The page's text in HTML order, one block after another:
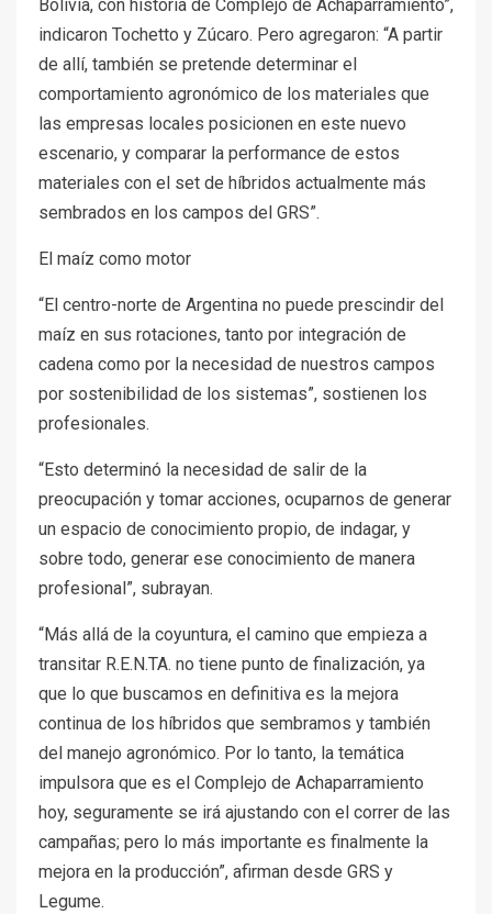
Bolivia, con historia de Complejo de Achaparramiento”,
indicaron Tochetto y Zúcaro. Pero agregaron: “A partir
de allí, también se pretende determinar el
comportamiento agronómico de los materiales que
las empresas locales posicionen en este nuevo
escenario, y comparar la performance de estos
materiales con el set de híbridos actualmente más
sembrados en los campos del GRS”.
El maíz como motor
“El centro-norte de Argentina no puede prescindir del
maíz en sus rotaciones, tanto por integración de
cadena como por la necesidad de nuestros campos
por sostenibilidad de los sistemas”, sostienen los
profesionales.
“Esto determinó la necesidad de salir de la
preocupación y tomar acciones, ocuparnos de generar
un espacio de conocimiento propio, de indagar, y
sobre todo, generar ese conocimiento de manera
profesional”, subrayan.
“Más allá de la coyuntura, el camino que empieza a
transitar R.E.N.TA. no tiene punto de finalización, ya
que lo que buscamos en definitiva es la mejora
continua de los híbridos que sembramos y también
del manejo agronómico. Por lo tanto, la temática
impulsora que es el Complejo de Achaparramiento
hoy, seguramente se irá ajustando con el correr de las
campañas; pero lo más importante es finalmente la
mejora en la producción”, afirman desde GRS y
Legume.